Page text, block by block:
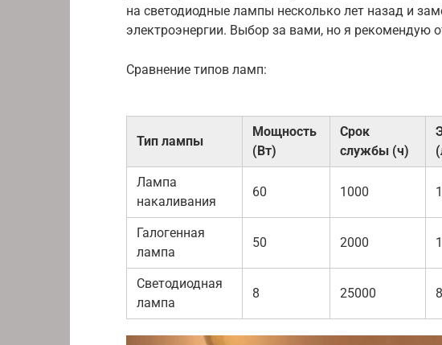
на светодиодные лампы несколько лет назад и
электроэнергии. Выбор за вами, но я рекомендую
Сравнение типов ламп:
Тип лампы
Мощность
(Вт)
Срок
службы (ч)
Лампа
накаливания
60 1000
Галогенная
лампа
50 2000
Светодиодная
лампа
8 25000